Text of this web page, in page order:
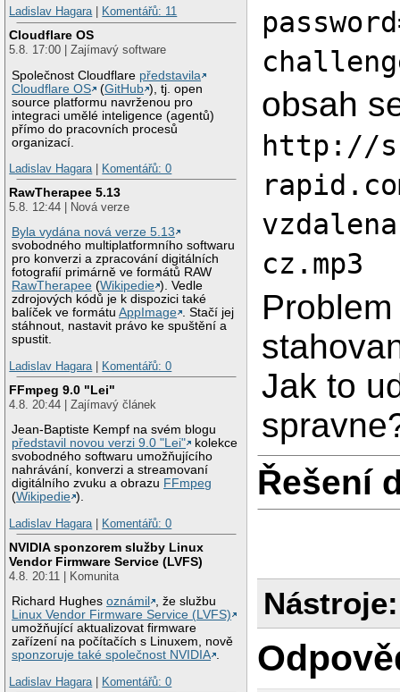
Ladislav Hagara| Komentářů: 11
Cloudflare OS
5.8. 17:00 | Zajímavý software
Společnost Cloudflare představila
Cloudflare OS
(GitHub ), tj. open
source platformu navrženou pro
integraci umělé inteligence (agentů)
přímo do pracovních procesů
organizací.
Ladislav Hagara| Komentářů: 0
RawTherapee 5.13
5.8. 12:44 | Nová verze
Byla vydána nová verze 5.13
svobodného multiplatformního softwaru
pro konverzi a zpracování digitálních
fotografií primárně ve formátů RAW
RawTherapee (Wikipedie ). Vedle
zdrojových kódů je k dispozici také
balíček ve formátuAppImage . Stačí jej
stáhnout, nastavit právo ke spuštění a
spustit.
Ladislav Hagara| Komentářů: 0
FFmpeg 9.0 "Lei"
4.8. 20:44 | Zajímavý článek
Jean-Baptiste Kempf na svém blogu
představil novou verzi 9.0 "Lei"
kolekce
svobodného softwaru umožňujícího
nahrávání, konverzi a streamovaní
digitálního zvuku a obrazu FFmpeg
(Wikipedie ).
Ladislav Hagara| Komentářů: 0
NVIDIA sponzorem služby Linux
Vendor Firmware Service (LVFS)
4.8. 20:11 | Komunita
Richard Hughesoznámil
, že službu
Linux Vendor Firmware Service (LVFS)
umožňující aktualizovat firmware
zařízení na počítačích s Linuxem, nově
sponzoruje také společnost NVIDIA .
Ladislav Hagara| Komentářů: 0
obsah
http://
cz.mp3
Jak to
Řešení
Nástroje: